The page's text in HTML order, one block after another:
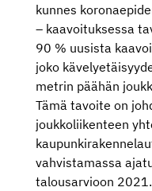
kunnes
– kaavoituksessa
90 % uusista
joko
metrin päähän
Tämä tavoite on
joukkoliikenteen
vahvistamassa
talousarvioon